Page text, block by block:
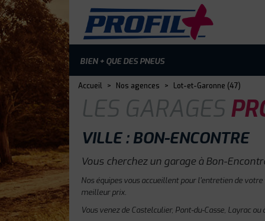
BIEN + QUE DES PNEUS
Accueil > Nos agences > Lot-et-Garonne (47)
LES GARAGES
VILLE : BON-ENCONTRE
Vous cherchez un garage à Bon-
Nos équipes vous accueillent pour l'entretien de
meilleur prix.
Vous venez de Castelculier, Pont-du-Casse, Layrac